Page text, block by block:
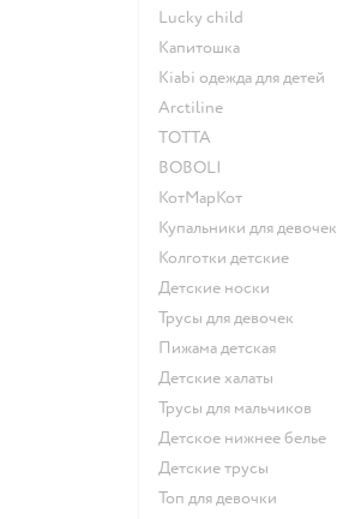
Lucky child
Капитошка
Kiabi одежда для детей
Arctiline
ТОТТА
BOBOLI
КотМарКот
Купальники для девочек
Колготки детские
Детские носки
Трусы для девочек
Пижама детская
Детские халаты
Трусы для мальчиков
Детское нижнее белье
Детские трусы
Топ для девочки